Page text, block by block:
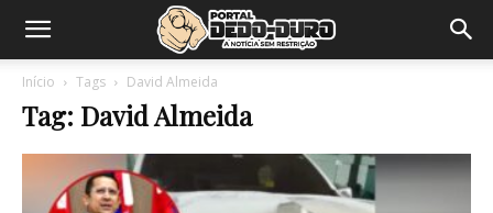
Início Tags David Almeida
Tag: David Almeida